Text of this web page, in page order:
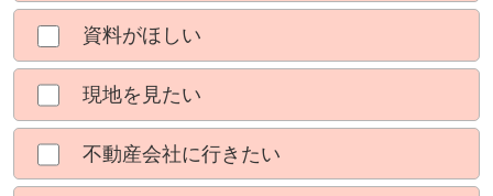
資料がほしい
現地を見たい
不動産会社に行きたい